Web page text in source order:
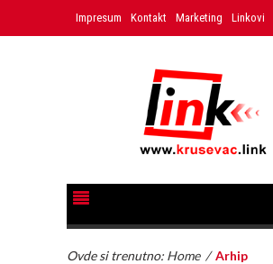
Impresum Kontakt Marketing Linkovi
Ovde si trenutno: Home /Arhip